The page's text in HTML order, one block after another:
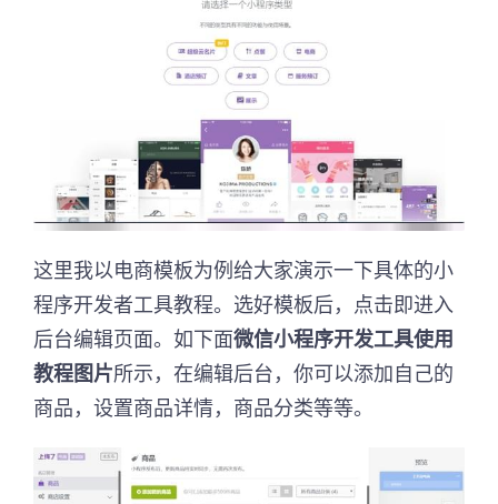
这里我以电商模板为例给大家演示一下具体的小
程序开发者工具教程。选好模板后，点击即进入
后台编辑页面。如下面微信小程序开发工具使用
教程图片所示，在编辑后台，你可以添加自己的
商品，设置商品详情，商品分类等等。